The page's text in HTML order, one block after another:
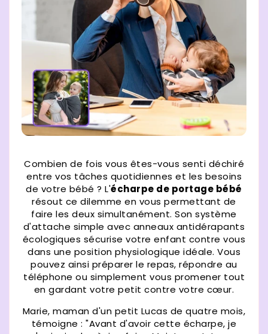
Combien de fois vous êtes-vous senti déchiré
entre vos tâches quotidiennes et les besoins
de votre bébé ? L'écharpe de portage bébé
résout ce dilemme en vous permettant de
faire les deux simultanément. Son système
d'attache simple avec anneaux antidérapants
écologiques sécurise votre enfant contre vous
dans une position physiologique idéale. Vous
pouvez ainsi préparer le repas, répondre au
téléphone ou simplement vous promener tout
en gardant votre petit contre votre cœur.
Marie, maman d'un petit Lucas de quatre mois,
témoigne : "Avant d'avoir cette écharpe, je